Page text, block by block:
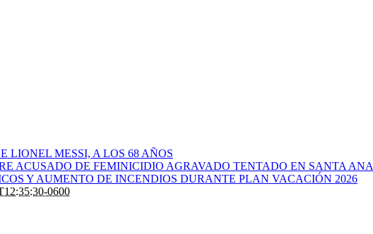
LIONEL MESSI, A LOS 68 AÑOS
ACUSADO DE FEMINICIDIO AGRAVADO TENTADO EN SANTA ANA
Y AUMENTO DE INCENDIOS DURANTE PLAN VACACIÓN 2026
0600